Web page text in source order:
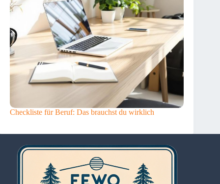
Checkliste für Beruf: Das brauchst du wirklich